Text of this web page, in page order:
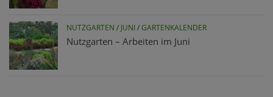
NUTZGARTEN / JUNI /GARTENKALENDER
Nutzgarten – Arbeiten im Juni